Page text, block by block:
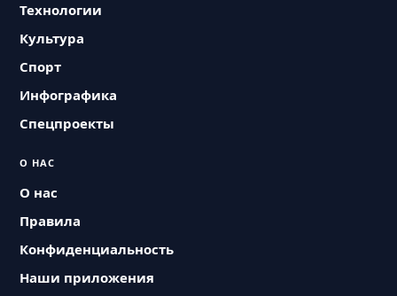
Технологии
Культура
Спорт
Инфографика
Спецпроекты
О НАС
О нас
Правила
Конфиденциальность
Наши приложения